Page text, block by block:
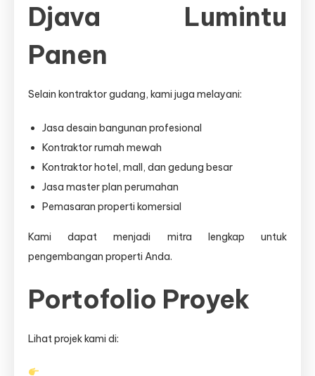
Djava Lumintu
Panen
Selain kontraktor gudang, kami juga melayani:
Jasa desain bangunan profesional
Kontraktor rumah mewah
Kontraktor hotel, mall, dan gedung besar
Jasa master plan perumahan
Pemasaran properti komersial
Kami dapat menjadi mitra lengkap untuk
pengembangan properti Anda.
Portofolio Proyek
Lihat projek kami di: